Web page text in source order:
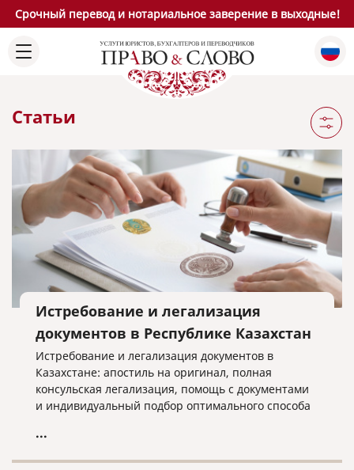
Срочный перевод и нотариальное заверение в выходные!
Статьи
Истребование и легализация
документов в Республике Казахстан
Истребование и легализация документов в
Казахстане: апостиль на оригинал, полная
консульская легализация, помощь с документами
и индивидуальный подбор оптимального способа
...